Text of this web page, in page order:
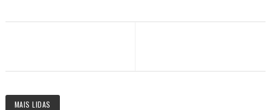
MAIS LIDAS